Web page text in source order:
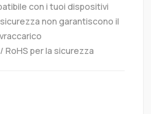
con i tuoi dispositivi
non garantiscono il
RoHS per la sicurezza